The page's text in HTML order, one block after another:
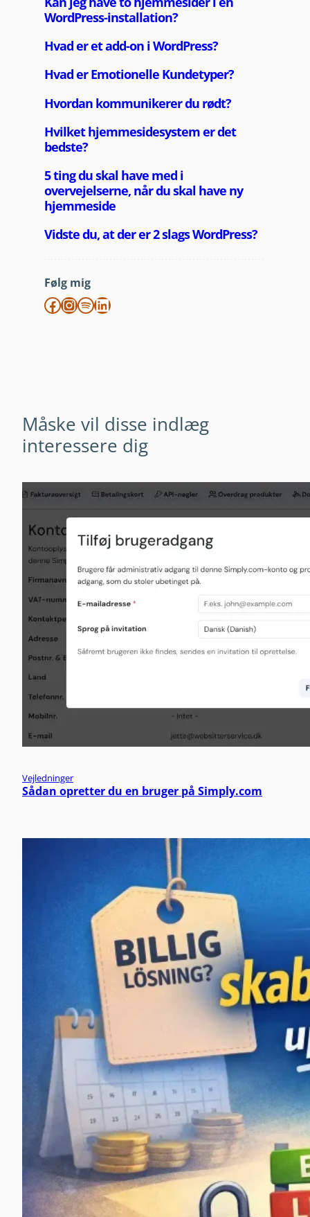
Følg mig
Facebook InstagramSpotify LinkedIn
Måske vil disse indlæg
interessere dig
Vejledninger
Sådan opretter du en bruger på Simply.com